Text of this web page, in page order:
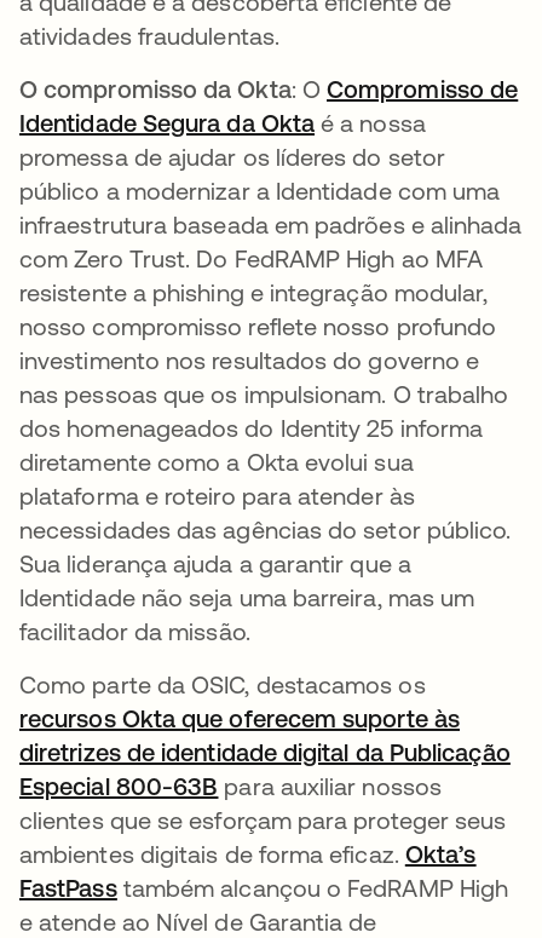
atividades fraudulentas.
O compromisso da Okta: OCompromisso de
Identidade Segura da Okta é a nossa
promessa de ajudar os líderes do setor
público a modernizar a Identidade com uma
infraestrutura baseada em padrões e alinhada
com Zero Trust. Do FedRAMP High ao MFA
resistente a phishing e integração modular,
nosso compromisso reflete nosso profundo
investimento nos resultados do governo e
nas pessoas que os impulsionam. O trabalho
dos homenageados do Identity 25 informa
diretamente como a Okta evolui sua
plataforma e roteiro para atender às
necessidades das agências do setor público.
Sua liderança ajuda a garantir que a
Identidade não seja uma barreira, mas um
facilitador da missão.
Como parte da OSIC, destacamos os
recursos Okta que oferecem suporte às
diretrizes de identidade digital da Publicação
Especial 800-63B para auxiliar nossos
clientes que se esforçam para proteger seus
ambientes digitais de forma eficaz. Okta’s
FastPasstambém alcançou o FedRAMP High
e atende ao Nível de Garantia de